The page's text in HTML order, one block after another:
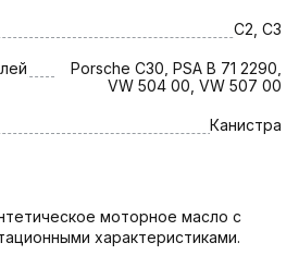
С2, С3
Porsche C30, PSA B 71 2290,
VW 504 00, VW 507 00
Канистра
моторное масло с
характеристиками.